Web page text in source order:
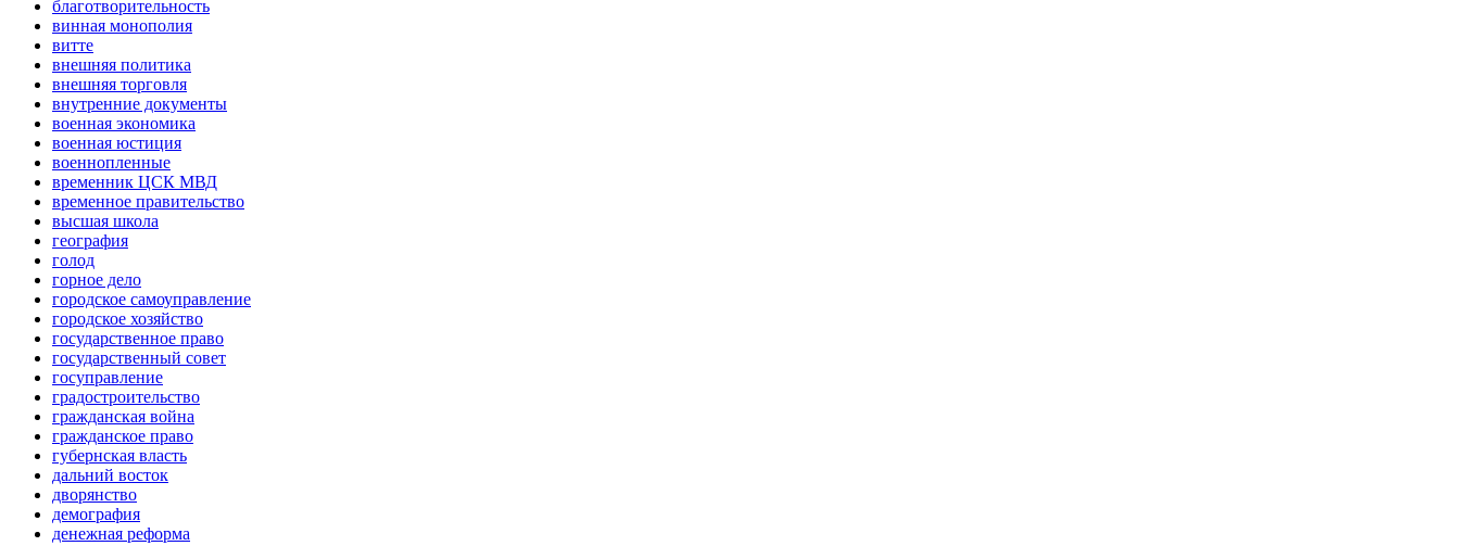
благотворительность
винная монополия
витте
внешняя политика
внешняя торговля
внутренние документы
военная экономика
военная юстиция
военнопленные
временник ЦСК МВД
временное правительство
высшая школа
география
голод
горное дело
городское самоуправление
городское хозяйство
государственное право
государственный совет
госуправление
градостроительство
гражданская война
гражданское право
губернская власть
дальний восток
дворянство
демография
денежная реформа